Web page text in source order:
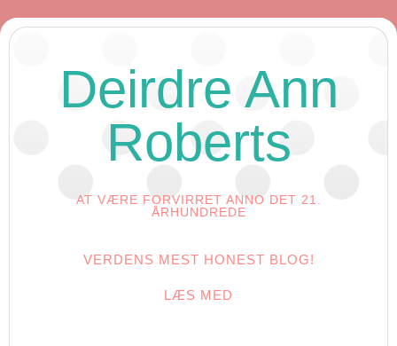
Deirdre Ann
Roberts
AT VÆRE FORVIRRET ANNO DET 21.
ÅRHUNDREDE
VERDENS MEST HONEST BLOG!
LÆS MED